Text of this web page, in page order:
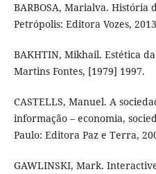
BARBOSA, Marialva. História
Petrópolis: Editora Vozes,
BAKHTIN, Mikhail. Estética
Martins Fontes, [1979] 1997.
CASTELLS, Manuel. A
informação – economia,
Paulo: Editora Paz e Terra,
GAWLINSKI, Mark.